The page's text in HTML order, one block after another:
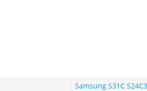
Samsung S31C